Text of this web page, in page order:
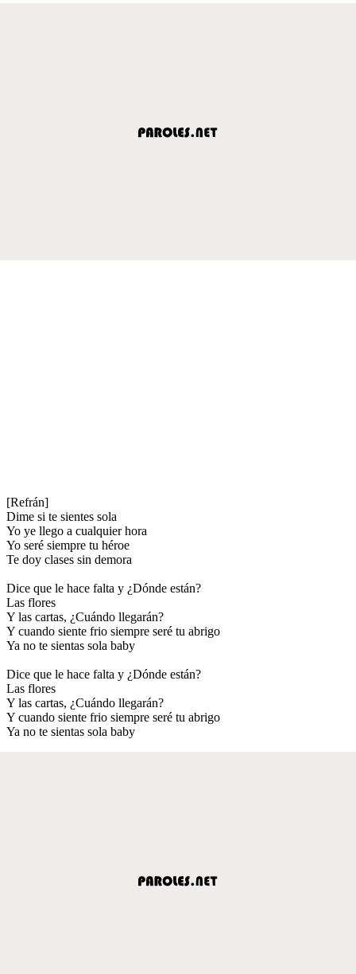
[Refrán]
Dime si te sientes sola
Yo ye llego a cualquier hora
Yo seré siempre tu héroe
Te doy clases sin demora
Dice que le hace falta y ¿Dónde están?
Las flores
Y las cartas, ¿Cuándo llegarán?
Y cuando siente frio siempre seré tu abrigo
Ya no te sientas sola baby
Dice que le hace falta y ¿Dónde están?
Las flores
Y las cartas, ¿Cuándo llegarán?
Y cuando siente frio siempre seré tu abrigo
Ya no te sientas sola baby